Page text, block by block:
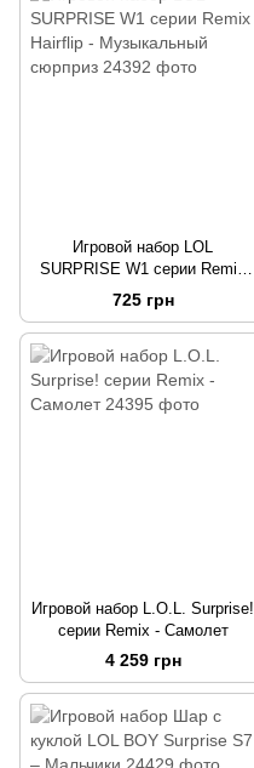
Игровой набор LOL
SURPRISE W1 серии Remix
Hairflip - Музыкальный
сюрприз
725 грн
Игровой набор L.O.L. Surprise!
серии Remix - Самолет
4 259 грн